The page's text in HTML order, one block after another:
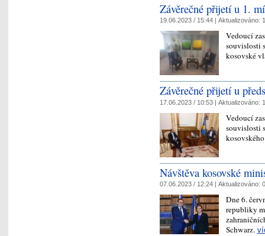
Závěrečné přijetí u 1.
19.06.2023 / 15:44 | Aktualizováno:
Vedoucí
souvislosti
kosovské
Závěrečné přijetí u
17.06.2023 / 10:53 | Aktualizováno:
Vedoucí
souvislosti
Návštěva kosovské
07.06.2023 / 12:24 | Aktualizováno:
Dne 6.
republiky
Schwarz.